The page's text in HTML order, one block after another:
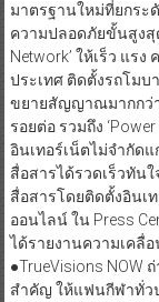
มาตรฐานใหม่ที่ยกระ
ความปลอดภัยขั้นสูงสุ
Network’ ให้เร็ว แ
ประเทศ ติดตั้งรถโมบ
ขยายสัญญาณมากกว่า
รอยต่อ รวมถึง
อินเทอร์เน็ตไม่จำกัด
สื่อสารได้รวดเร็วทันใ
สื่อสารโดยติดตั้งอินเ
ออนไลน์ ใน Press
ได้รายงานความเคลื่
●​TrueVisions NOW
สำคัญ ให้แฟนกีฬาทั่ว